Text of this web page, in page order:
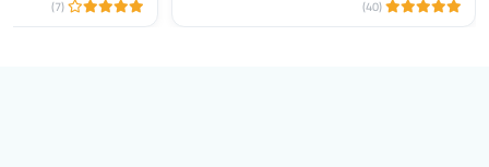
(40)
(7)